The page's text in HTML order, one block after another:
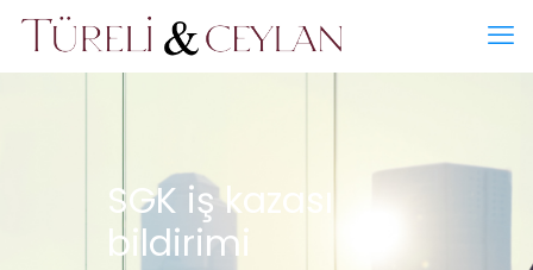
SGK iş kazası
bildirimi